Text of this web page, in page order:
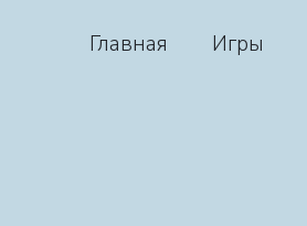
Главная Игры